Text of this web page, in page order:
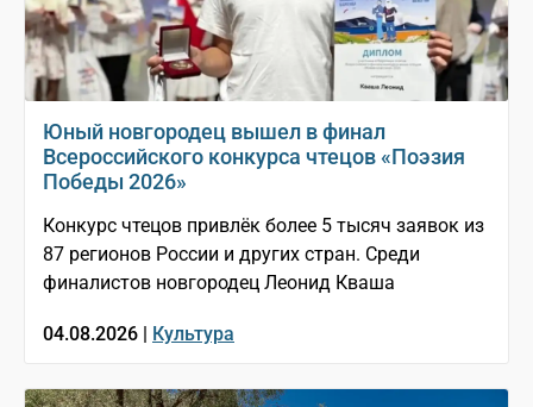
Юный новгородец вышел в финал
Всероссийского конкурса чтецов «Поэзия
Победы 2026»
Конкурс чтецов привлёк более 5 тысяч заявок из
87 регионов России и других стран. Среди
финалистов новгородец Леонид Кваша
04.08.2026 | Культура